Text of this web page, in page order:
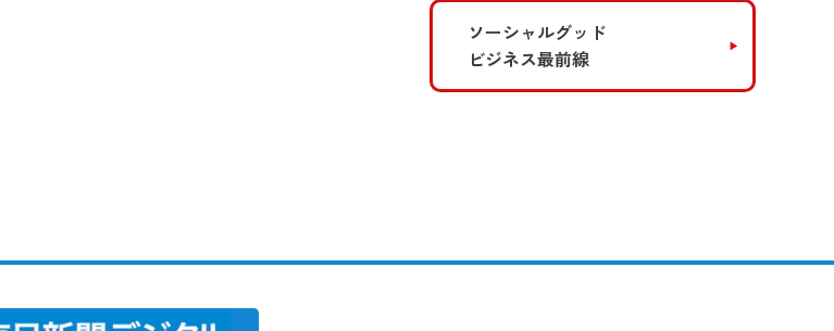
ソーシャルグッド
ビジネス最前線